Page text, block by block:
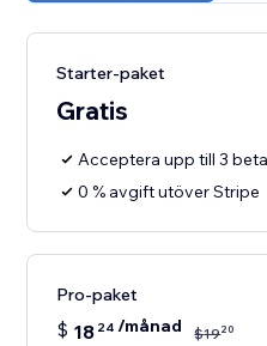
Starter-paket
Gratis
Acceptera upp till 3
0 % avgift utöver Stripe
Pro-paket
$ 18 24 /månad $1920